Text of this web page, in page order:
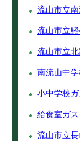
流山市立
流山市立
流山市立
南流山中
小中学校
給食室ガ
流山市立